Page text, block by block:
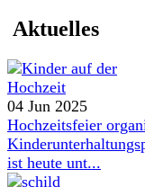
Aktuelles
04 Jun 2025
Hochzeitsfeier
ist heute unt...